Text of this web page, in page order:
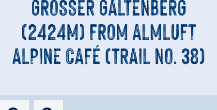
GROSSER GALTENBERG (
2424M) FROM ALMLUFT A
LPINE CAFÉ (TRAIL NO. 38)